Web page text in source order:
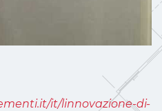
it/linnovazione-di-